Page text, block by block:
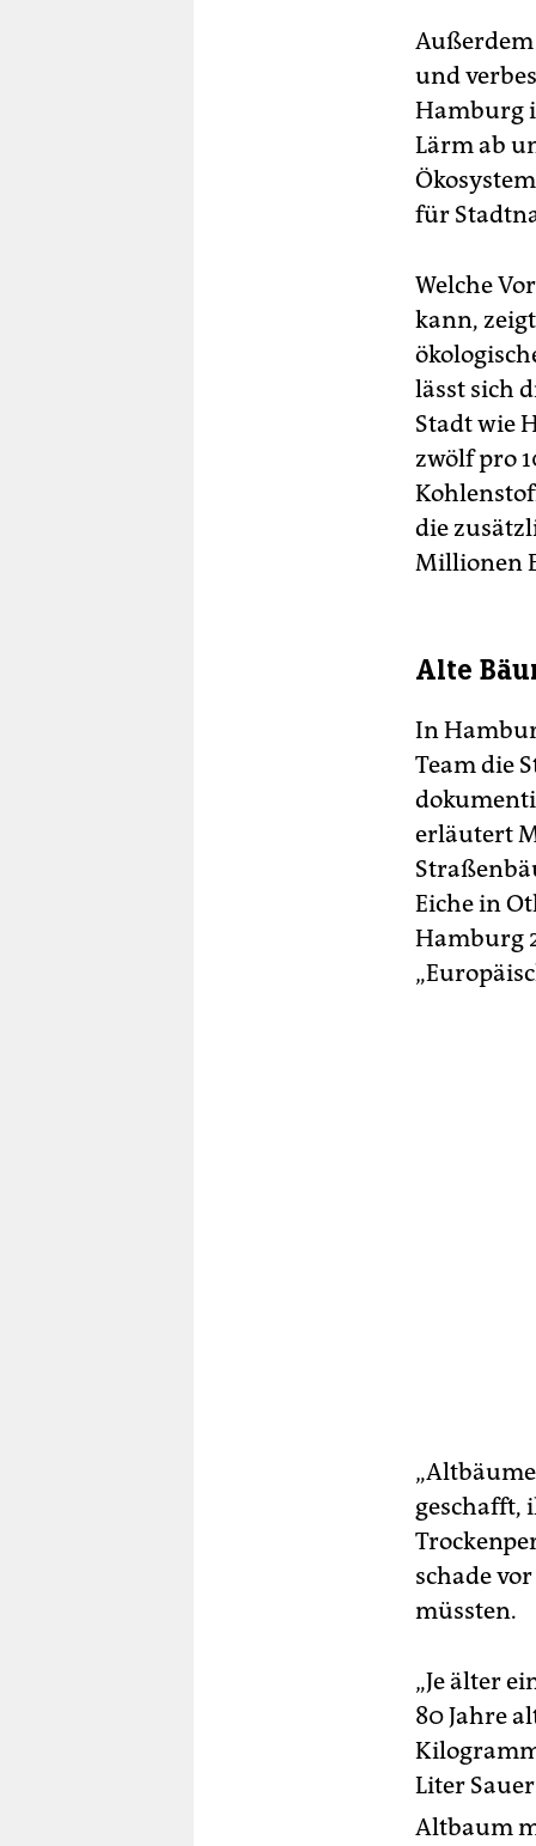
und
Hamburg
Lärm ab
für
Welche
kann,
lässt sich
Stadt wie
zwölf pro
die
Millionen
Alte
In
Team die
erläutert
Eiche in
Hamburg
geschafft,
schade
müssten.
„Je älter
80 Jahre
Liter
Altbaum